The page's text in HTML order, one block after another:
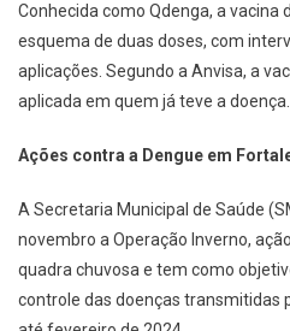
Conhecida como Qdenga, a vacina
esquema de duas doses, com
aplicações. Segundo a Anvisa, a
aplicada em quem já teve a doença.
Ações contra a Dengue em
A Secretaria Municipal de Saúde
novembro a Operação Inverno,
quadra chuvosa e tem como
controle das doenças transmitidas